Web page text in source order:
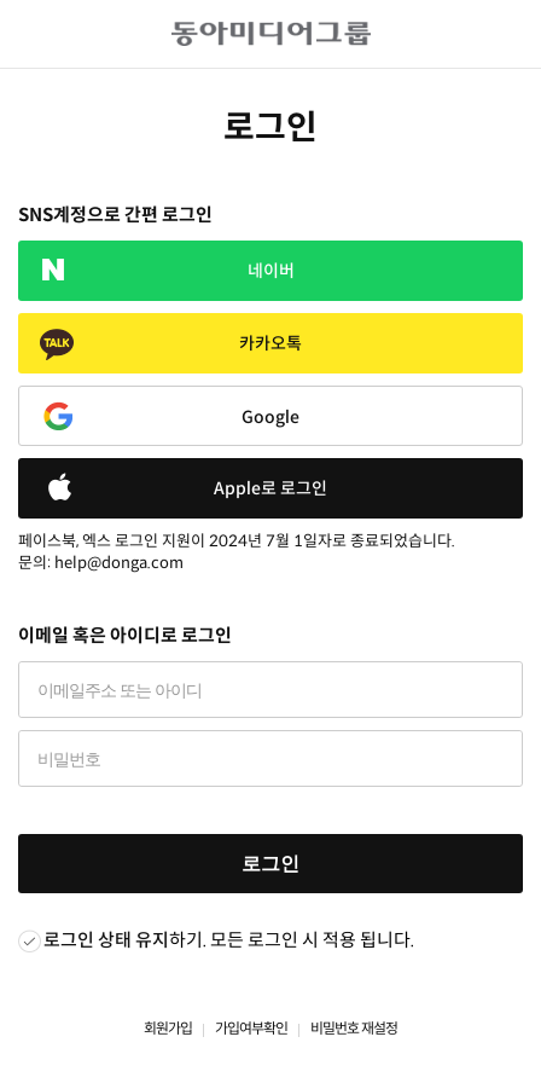
로그인
SNS계정으로 간편 로그인
네이버
카카오톡
Google
Apple로 로그인
페이스북, 엑스 로그인 지원이 2024년 7월 1일자로 종료되었습니다.
문의: help@donga.com
이메일 혹은 아이디로 로그인
로그인
로그인 상태 유지하기. 모든 로그인 시 적용 됩니다.
회원가입 가입여부확인 비밀번호 재설정